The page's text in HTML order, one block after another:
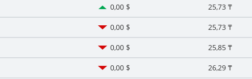
0,00 $ 25,73 ₸
0,00 $ 25,73 ₸
0,00 $ 25,85 ₸
0,00 $ 26,29 ₸